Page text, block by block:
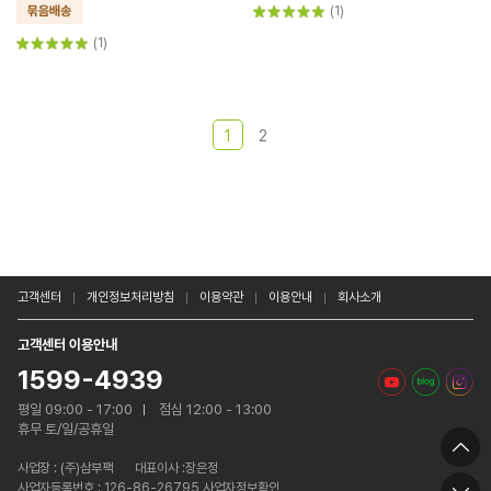
(1)
(1)
1 2
고객센터 개인정보처리방침 이용약관 이용안내 회사소개
고객센터 이용안내
1599-4939
평일 09:00 - 17:00
점심 12:00 - 13:00
휴무 토/일/공휴일
사업장 : (주)삼부팩
대표이사 :장은정
사업자등록번호 : 126-86-26795 사업자정보확인